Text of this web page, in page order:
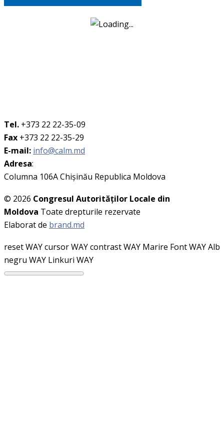
Tel. +373 22 22-35-09
Fax +373 22 22-35-29
E-mail: info@calm.md
Adresa:
Columna 106A Chişinău Republica Moldova
© 2026 Congresul Autorităţilor Locale din
Moldova Toate drepturile rezervate
Elaborat de brand.md
reset WAYcursor WAYcontrast WAY Marire Font WAYAlb
negru WAY Linkuri WAY